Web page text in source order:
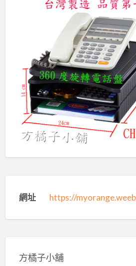
網址 https://
方橘子小舖